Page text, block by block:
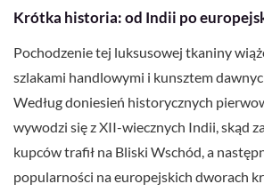
Krótka historia: od Indii po
Pochodzenie tej luksusowej tkaniny
szlakami handlowymi i kunsztem
Według doniesień historycznych
wywodzi się z XII-wiecznych Indii, skąd
kupców trafił na Bliski Wschód, a
popularności na europejskich dworach